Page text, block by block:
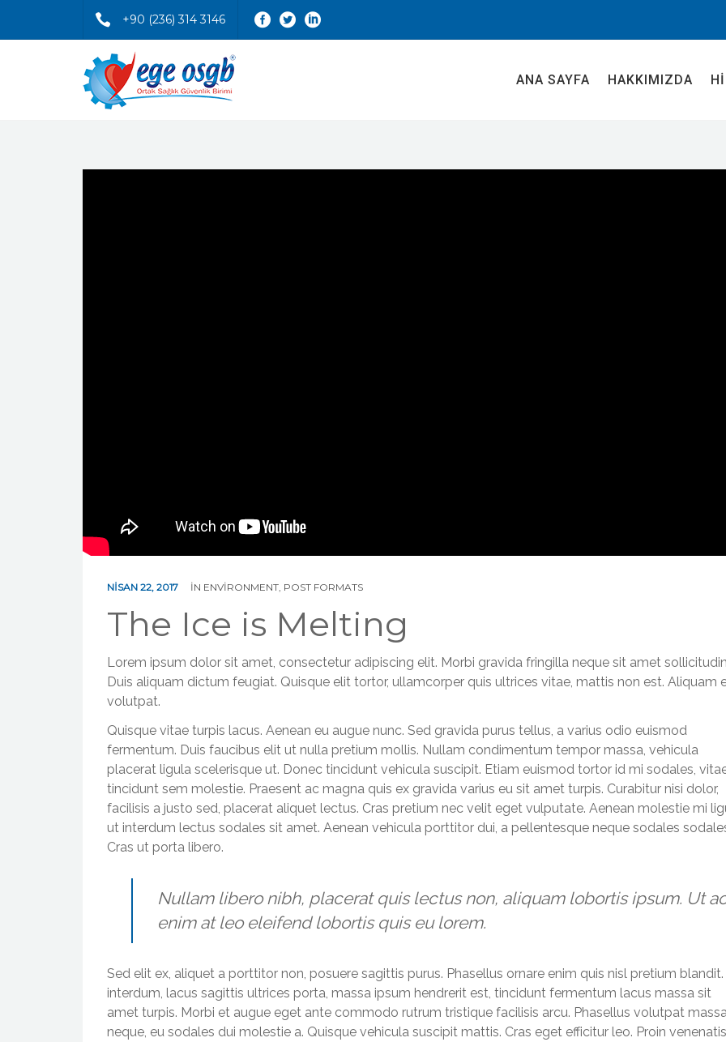
+90 (236) 314 3146
ANA SAYFA HAKKIMIZDA
NISAN 22, 2017 IN ENVIRONMENT POST FORMATS
The Ice is Melting
Lorem ipsum dolor sit amet, consectetur adipiscing elit. Morbi gravida fringilla neque sit amet
Duis aliquam dictum feugiat. Quisque elit tortor, ullamcorper quis ultrices vitae, mattis non est. Aliquam
volutpat.
Quisque vitae turpis lacus. Aenean eu augue nunc. Sed gravida purus tellus, a varius odio euismod
fermentum. Duis faucibus elit ut nulla pretium mollis. Nullam condimentum tempor massa, vehicula
placerat ligula scelerisque ut. Donec tincidunt vehicula suscipit. Etiam euismod tortor id mi sodales,
tincidunt sem molestie. Praesent ac magna quis ex gravida varius eu sit amet turpis. Curabitur nisi dolor,
facilisis a justo sed, placerat aliquet lectus. Cras pretium nec velit eget vulputate. Aenean molestie mi
ut interdum lectus sodales sit amet. Aenean vehicula porttitor dui, a pellentesque neque sodales
Cras ut porta libero.
Nullam libero nibh, placerat quis lectus non, aliquam lobortis ipsum. Ut
enim at leo eleifend lobortis quis eu lorem.
Sed elit ex, aliquet a porttitor non, posuere sagittis purus. Phasellus ornare enim quis nisl pretium blandit.
interdum, lacus sagittis ultrices porta, massa ipsum hendrerit est, tincidunt fermentum lacus massa sit
amet turpis. Morbi et augue eget ante commodo rutrum tristique facilisis arcu. Phasellus volutpat massa
neque, eu sodales dui molestie a. Quisque vehicula suscipit mattis. Cras eget efficitur leo. Proin venenatis